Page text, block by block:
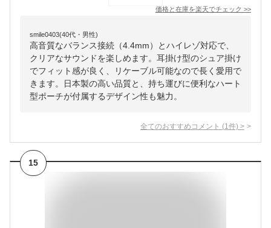
価格と在庫を楽天でチェック >>
smile0403(40代・男性)
高音質なバランス接続（4.4mm）とハイレゾ対応で、
クリアなサウンドを楽しめます。耳掛け型のシュア掛け
でフィット感が良く、リケーブル可能なので長く愛用で
きます。日本製の高い品質と、持ち運びに便利なハート
型ポーチが付属するデザイン性も魅力。
全てのおすすめコメント (1 件) >
15